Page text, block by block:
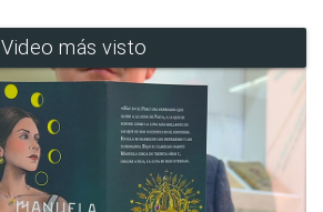
Video más visto